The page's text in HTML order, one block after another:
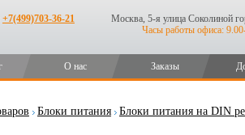
+7(499)703-36-21
Москва, 5-я улица Соколиной
Часы работы офиса:
О нас Заказы
Блоки питания Блоки питания на DIN